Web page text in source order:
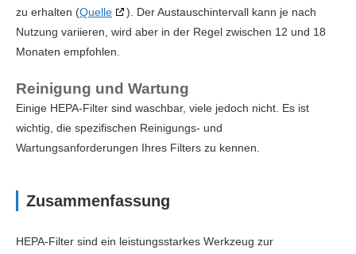
zu erhalten (Quelle
). Der Austauschintervall kann je nach
Nutzung variieren, wird aber in der Regel zwischen 12 und 18
Monaten empfohlen.
Reinigung und Wartung
Einige HEPA-Filter sind waschbar, viele jedoch nicht. Es ist
wichtig, die spezifischen Reinigungs- und
Wartungsanforderungen Ihres Filters zu kennen.
Zusammenfassung
HEPA-Filter sind ein leistungsstarkes Werkzeug zur